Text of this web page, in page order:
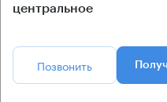
центральное
Позвонить